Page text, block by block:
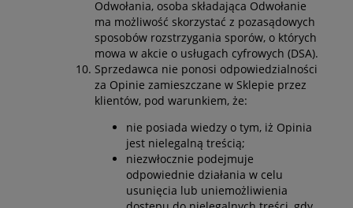
Odwołania, osoba składająca Odwołanie
ma możliwość skorzystać z pozasądowych
sposobów rozstrzygania sporów, o których
mowa w akcie o usługach cyfrowych (DSA).
Sprzedawca nie ponosi odpowiedzialności
za Opinie zamieszczane w Sklepie przez
klientów, pod warunkiem, że:
nie posiada wiedzy o tym, iż Opinia
jest nielegalną treścią;
niezwłocznie podejmuje
odpowiednie działania w celu
usunięcia lub uniemożliwienia